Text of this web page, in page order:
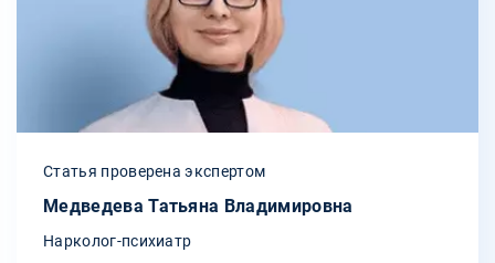
Статья проверена экспертом
Медведева Татьяна Владимировна
Нарколог-психиатр